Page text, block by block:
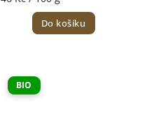
Do košíku
BIO